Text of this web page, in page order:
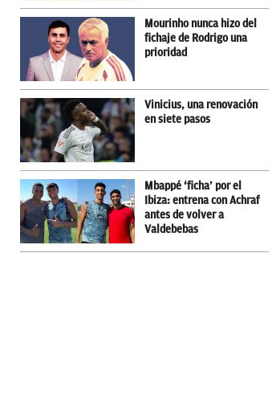
Mourinho nunca hizo del
fichaje de Rodrigo una
prioridad
Vinicius, una renovación
en siete pasos
Mbappé ‘ficha’ por el
Ibiza: entrena con Achraf
antes de volver a
Valdebebas